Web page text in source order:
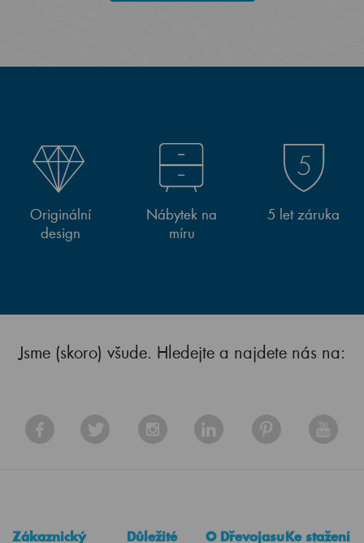
Originální
design
Nábytek na
míru
5 let záruka
Jsme (skoro) všude. Hledejte a najdete nás na:
Zákaznický
Důležité
O DřevojasuKe stažení